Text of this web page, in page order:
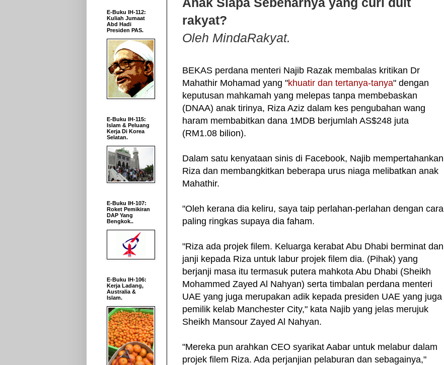
rakyat?
Oleh MindaRakyat.
BEKAS perdana menteri Najib Razak membalas kritikan Dr
Mahathir Mohamad yang "khuatir dan tertanya-tanya" dengan
keputusan mahkamah yang melepas tanpa membebaskan
(DNAA) anak tirinya, Riza Aziz dalam kes pengubahan wang
haram membabitkan dana 1MDB berjumlah AS$248 juta
(RM1.08 bilion).
Dalam satu kenyataan sinis di Facebook, Najib mempertahankan
Riza dan membangkitkan beberapa urus niaga melibatkan anak
Mahathir.
"Oleh kerana dia keliru, saya taip perlahan-perlahan dengan cara
paling ringkas supaya dia faham.
"Riza ada projek filem. Keluarga kerabat Abu Dhabi berminat dan
janji kepada Riza untuk labur projek filem dia. (Pihak) yang
berjanji masa itu termasuk putera mahkota Abu Dhabi (Sheikh
Mohammed Zayed Al Nahyan) serta timbalan perdana menteri
UAE yang juga merupakan adik kepada presiden UAE yang juga
pemilik kelab Manchester City," kata Najib yang jelas merujuk
Sheikh Mansour Zayed Al Nahyan.
"Mereka pun arahkan CEO syarikat Aabar untuk melabur dalam
projek filem Riza. Ada perjanjian pelaburan dan sebagainya,"
E-Buku IH-112:
Kuliah Jumaat
Abd Hadi
Presiden PAS.
E-Buku IH-115:
Islam & Peluang
Kerja Di Korea
Selatan.
E-Buku IH-107:
Roket Pemikiran
DAP Yang
Bengkok..
E-Buku IH-106:
Kerja Ladang,
Australia &
Islam.